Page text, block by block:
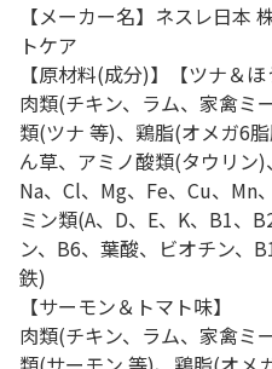
【メーカー名】ネスレ日本
トケア
【原材料(成分)】【ツナ＆ほ
肉類(チキン、ラム、家禽ミ
類(ツナ 等)、鶏脂(オメガ6
ん草、アミノ酸類(タウリン)
Na、Cl、Mg、Fe、Cu、Mn
ミン類(A、D、E、K、B1、
ン、B6、葉酸、ビオチン、
鉄)
【サーモン＆トマト味】
肉類(チキン、ラム、家禽ミ